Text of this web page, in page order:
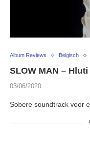
Album Reviews Belgisch
SLOW MAN –
03/06/2020
Sobere soundtrack voor